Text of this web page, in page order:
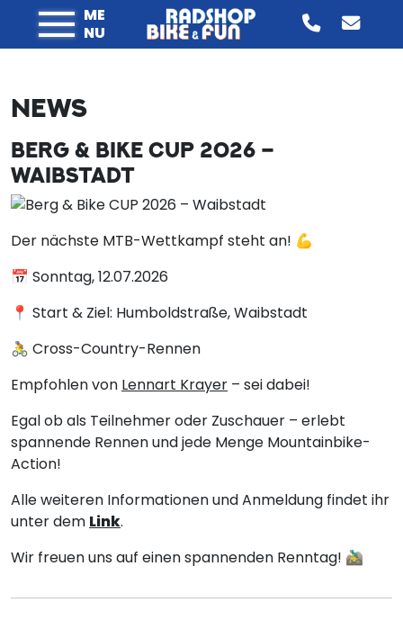
ME
NU
NEWS
BERG & BIKE CUP 2026 –
WAIBSTADT
Der nächste MTB-Wettkampf steht an! 💪
📅 Sonntag, 12.07.2026
📍 Start & Ziel: Humboldstraße, Waibstadt
🚴 Cross-Country-Rennen
Empfohlen von Lennart Krayer – sei dabei!
Egal ob als Teilnehmer oder Zuschauer – erlebt
spannende Rennen und jede Menge Mountainbike-
Action!
Alle weiteren Informationen und Anmeldung findet ihr
unter dem Link.
Wir freuen uns auf einen spannenden Renntag! 🚵‍♂️